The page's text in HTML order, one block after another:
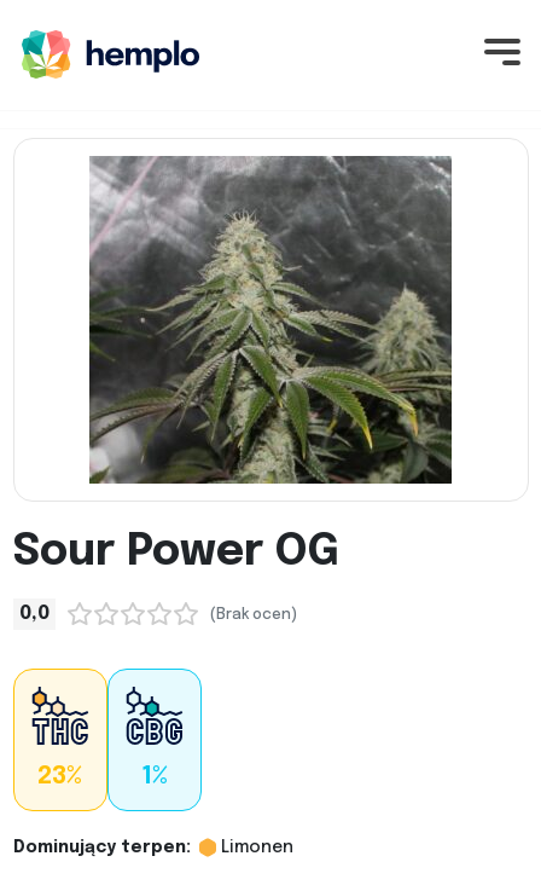
Sour Power OG
0,0 (Brak ocen)
23% 1%
Dominujący terpen: Limonen